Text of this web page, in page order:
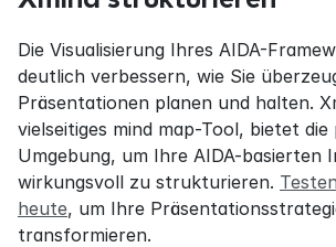
Die Visualisierung Ihres AIDA-
deutlich verbessern, wie Sie
Präsentationen planen und halten.
vielseitiges mind map-Tool, bietet
Umgebung, um Ihre AIDA-basierten
wirkungsvoll zu strukturieren.
heute, um Ihre
transformieren.